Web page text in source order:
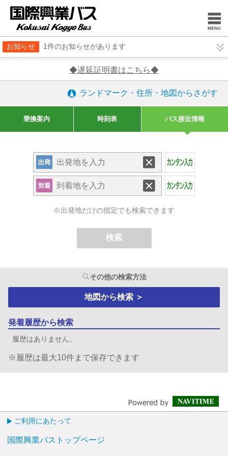
お知らせ 1件のお知らせがあります
◆遅延証明書はこちら◆
ランドマーク・住所・地図からさがす
乗換案内 時刻表 バス接近情報
※出発地だけの指定でも検索できます
検索
その他の検索方法
地図から検索 ＞
発着履歴から検索
履歴はありません。
※履歴は最大10件まで保存できます
ご利用にあたって
国際興業バストップページ